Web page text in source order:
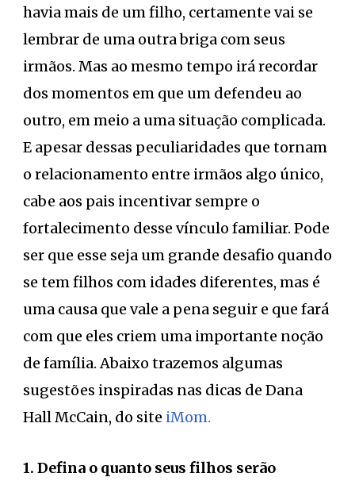
havia mais de um filho, certamente vai se
lembrar de uma outra briga com seus
irmãos. Mas ao mesmo tempo irá recordar
dos momentos em que um defendeu ao
outro, em meio a uma situação complicada.
E apesar dessas peculiaridades que tornam
o relacionamento entre irmãos algo único,
cabe aos pais incentivar sempre o
fortalecimento desse vínculo familiar. Pode
ser que esse seja um grande desafio quando
se tem filhos com idades diferentes, mas é
uma causa que vale a pena seguir e que fará
com que eles criem uma importante noção
de família. Abaixo trazemos algumas
sugestões inspiradas nas dicas de Dana
Hall McCain, do site iMom.
1. Defina o quanto seus filhos serão